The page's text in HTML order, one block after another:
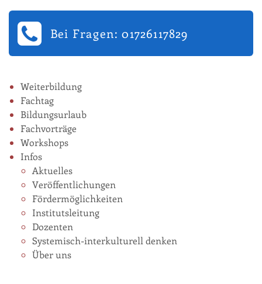
Bei Fragen: 01726117829
Weiterbildung
Fachtag
Bildungsurlaub
Fachvorträge
Workshops
Infos
Aktuelles
Veröffentlichungen
Fördermöglichkeiten
Institutsleitung
Dozenten
Systemisch-interkulturell denken
Über uns